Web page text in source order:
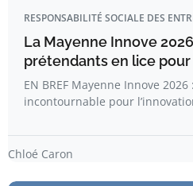
RESPONSABILITÉ SOCIALE DES
La Mayenne Innove
prétendants en lice pour
EN BREF Mayenne Innove
incontournable pour
Chloé Caron